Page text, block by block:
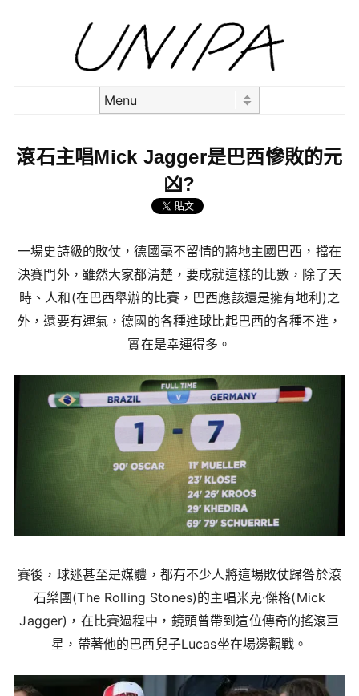
滾石主唱Mick Jagger是巴西慘敗的元
凶?
一場史詩級的敗仗，德國毫不留情的將地主國巴西，擋在
決賽門外，雖然大家都清楚，要成就這樣的比數，除了天
時、人和(在巴西舉辦的比賽，巴西應該還是擁有地利)之
外，還要有運氣，德國的各種進球比起巴西的各種不進，
實在是幸運得多。
賽後，球迷甚至是媒體，都有不少人將這場敗仗歸咎於滾
石樂團(The Rolling Stones)的主唱米克·傑格(Mick
Jagger)，在比賽過程中，鏡頭曾帶到這位傳奇的搖滾巨
星，帶著他的巴西兒子Lucas坐在場邊觀戰。